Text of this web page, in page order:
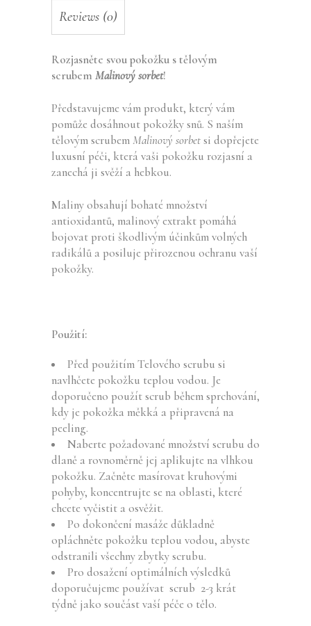
Reviews (0)
Rozjasněte svou pokožku s tělovým
scrubem Malinový sorbet!
Představujeme vám produkt, který vám
pomůže dosáhnout pokožky snů. S naším
tělovým scrubemMalinový sorbetsi dopřejete
luxusní péči, která vaši pokožku rozjasní a
zanechá ji svěží a hebkou.
Maliny obsahují bohaté množství
antioxidantů, malinový extrakt pomáhá
bojovat proti škodlivým účinkům volných
radikálů a posiluje přirozenou ochranu vaší
pokožky.
Použití:
Před použitím Telového scrubu si
navlhčete pokožku teplou vodou. Je
doporučeno použít scrub během sprchování,
kdy je pokožka měkká a připravená na
peeling.
Naberte požadované množství scrubu do
dlaně a rovnoměrně jej aplikujte na vlhkou
pokožku. Začněte masírovat kruhovými
pohyby, koncentrujte se na oblasti, které
chcete vyčistit a osvěžit.
Po dokončení masáže důkladně
opláchněte pokožku teplou vodou, abyste
odstranili všechny zbytky scrubu.
Pro dosažení optimálních výsledků
doporučujeme používat scrub 2-3 krát
týdně jako součást vaší péče o tělo.